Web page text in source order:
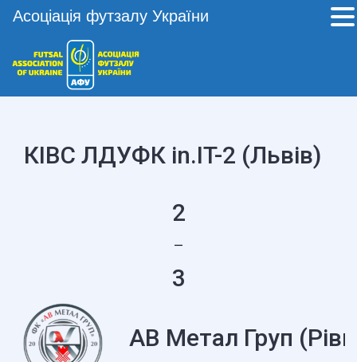
КІВС ЛДУФК in.IT-2 (Львів)
2
—
3
АВ Метал Груп
Асоціація футзалу України